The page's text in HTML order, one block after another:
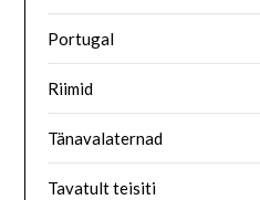
Portugal
Riimid
Tänavalaternad
Tavatult teisiti